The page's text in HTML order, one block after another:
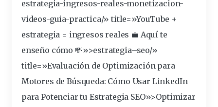
estrategia-ingresos-reales-monetizacion-
videos-guia-practica/» title=»YouTube +
estrategia = ingresos reales 💼 Aquí te
enseño cómo 💸»>estrategia–seo/»
title=»Evaluación de Optimización para
Motores de Búsqueda: Cómo Usar LinkedIn
para Potenciar tu Estrategia SEO»>Optimizar